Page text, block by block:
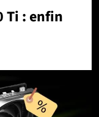
Ti : enfin